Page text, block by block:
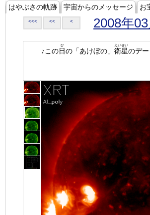
はやぶさの軌跡 宇宙からのメッセージ お
<<< << < 2008年03
♪この日
ひ
の「あけぼの」 衛星
えいせい
のデ